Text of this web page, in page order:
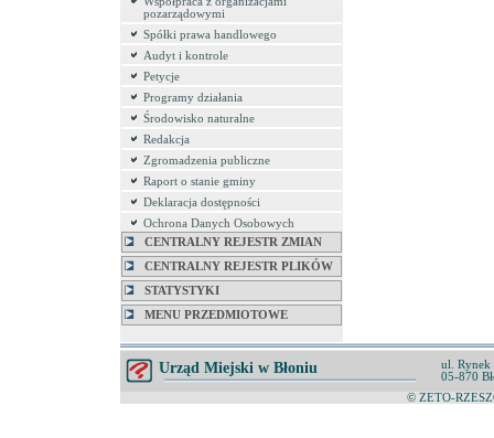
pozarządowymi
Spółki prawa handlowego
Audyt i kontrole
Petycje
Programy działania
Środowisko naturalne
Redakcja
Zgromadzenia publiczne
Raport o stanie gminy
Deklaracja dostępności
Ochrona Danych Osobowych
CENTRALNY REJESTR ZMIAN
CENTRALNY REJESTR PLIKÓW
STATYSTYKI
MENU PRZEDMIOTOWE
Urząd Miejski w Błoniu
ul. Rynek
05-870
© ZETO-